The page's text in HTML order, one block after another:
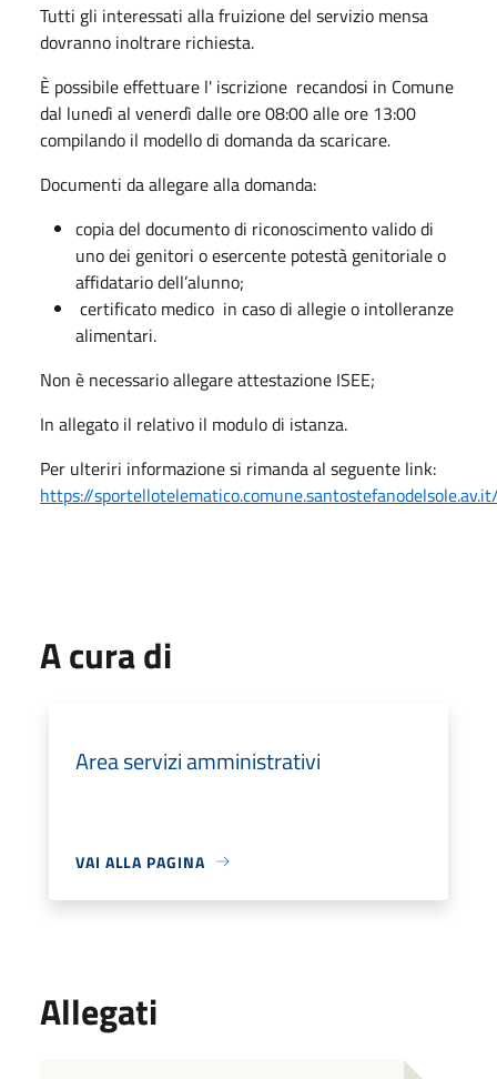
Tutti gli interessati alla fruizione del servizio mensa
dovranno inoltrare richiesta.
È possibile effettuare l' iscrizione recandosi in Comune
dal lunedì al venerdì dalle ore 08:00 alle ore 13:00
compilando il modello di domanda da scaricare.
Documenti da allegare alla domanda:
copia del documento di riconoscimento valido di
uno dei genitori o esercente potestà genitoriale o
affidatario dell’alunno;
certificato medico in caso di allegie o intolleranze
alimentari.
Non è necessario allegare attestazione ISEE;
In allegato il relativo il modulo di istanza.
Per ulteriri informazione si rimanda al seguente link:
https://
A cura di
Area servizi amministrativi
VAI ALLA PAGINA
Allegati